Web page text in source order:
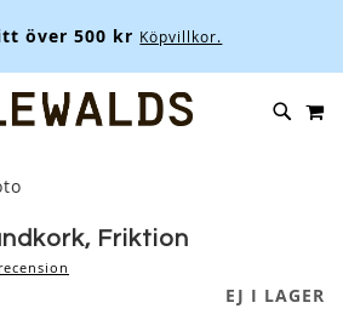
över 500 kr Köpvillkor.
SKIP
Friktion
EJ I LAGER